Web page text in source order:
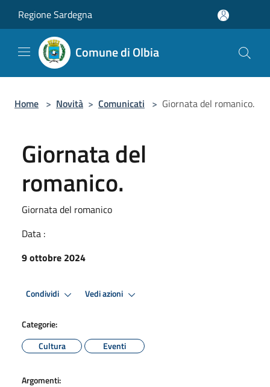
Regione Sardegna
Comune di Olbia
Home > Novità > Comunicati > Giornata del romanico.
Giornata del
romanico.
Giornata del romanico
Data :
9 ottobre 2024
Condividi Vedi azioni
Categorie:
Cultura
Eventi
Argomenti: